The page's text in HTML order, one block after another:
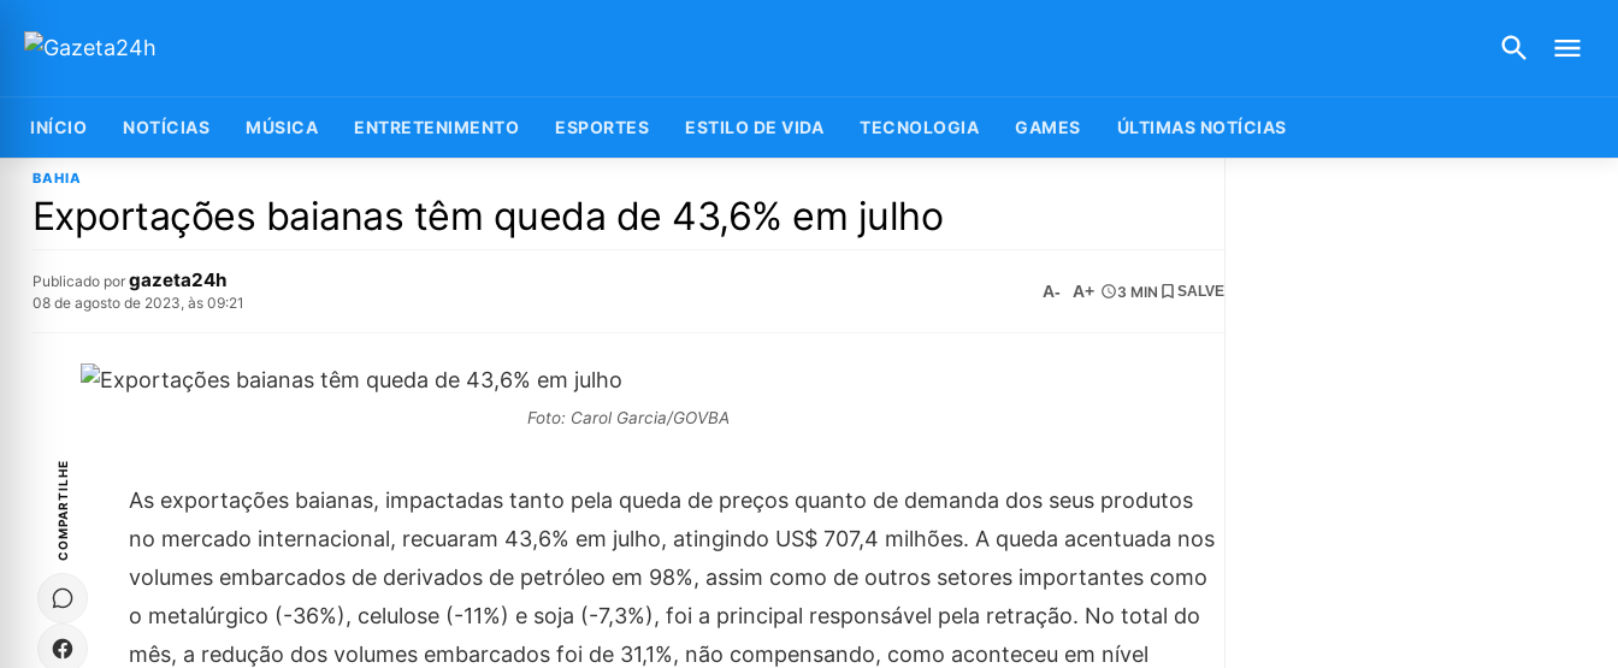
INÍCIO NOTÍCIAS MÚSICA ENTRETENIMENTO ESPORTES ESTILO DE VIDA TECNOLOGIA GAMES ÚLTIMAS NOTÍCIAS
BAHIA
Exportações baianas têm queda de 43,6% em julho
Publicado por gazeta24h
08 de agosto de 2023, às 09:21
A- A+ 3 MIN SALVE
Foto: Carol Garcia/GOVBA
COMPARTILHE
As exportações baianas, impactadas tanto pela queda de preços quanto de demanda dos seus produtos
no mercado internacional, recuaram 43,6% em julho, atingindo US$ 707,4 milhões. A queda acentuada nos
volumes embarcados de derivados de petróleo em 98%, assim como de outros setores importantes como
o metalúrgico (-36%), celulose (-11%) e soja (-7,3%), foi a principal responsável pela retração. No total do
mês, a redução dos volumes embarcados foi de 31,1%, não compensando, como aconteceu em nível